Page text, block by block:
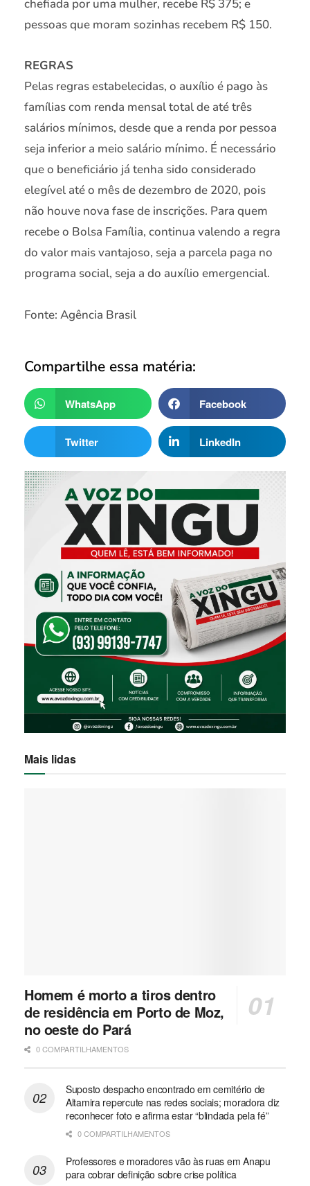
chefiada por uma mulher, recebe R$ 375; e
pessoas que moram sozinhas recebem R$ 150.
REGRAS
Pelas regras estabelecidas, o auxílio é pago às
famílias com renda mensal total de até três
salários mínimos, desde que a renda por pessoa
seja inferior a meio salário mínimo. É necessário
que o beneficiário já tenha sido considerado
elegível até o mês de dezembro de 2020, pois
não houve nova fase de inscrições. Para quem
recebe o Bolsa Família, continua valendo a regra
do valor mais vantajoso, seja a parcela paga no
programa social, seja a do auxílio emergencial.
Fonte: Agência Brasil
Compartilhe essa matéria:
WhatsApp Facebook
Twitter LinkedIn
Mais lidas
Homem é morto a tiros dentro
de residência em Porto de Moz,
no oeste do Pará
0 COMPARTILHAMENTOS
Suposto despacho encontrado em cemitério de
Altamira repercute nas redes sociais; moradora diz
reconhecer foto e afirma estar “blindada pela fé”
0 COMPARTILHAMENTOS
Professores e moradores vão às ruas em Anapu
para cobrar definição sobre crise política